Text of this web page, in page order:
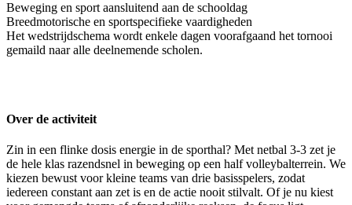
Beweging en sport aansluitend aan de schooldag
Breedmotorische en sportspecifieke vaardigheden
Het wedstrijdschema wordt enkele dagen voorafgaand het tornooi
gemaild naar alle deelnemende scholen.
Over de activiteit
Zin in een flinke dosis energie in de sporthal? Met netbal 3-3 zet je
de hele klas razendsnel in beweging op een half volleybalterrein. We
kiezen bewust voor kleine teams van drie basisspelers, zodat
iedereen constant aan zet is en de actie nooit stilvalt. Of je nu kiest